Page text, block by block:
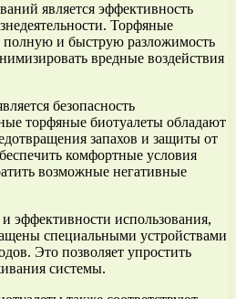
является эффективность
Торфяные
полную и быструю разложимость
вредные воздействия
безопасность
торфяные биотуалеты обладают
запахов и защиты от
комфортные условия
возможные негативные
эффективности использования,
специальными устройствами
Это позволяет упростить
системы.